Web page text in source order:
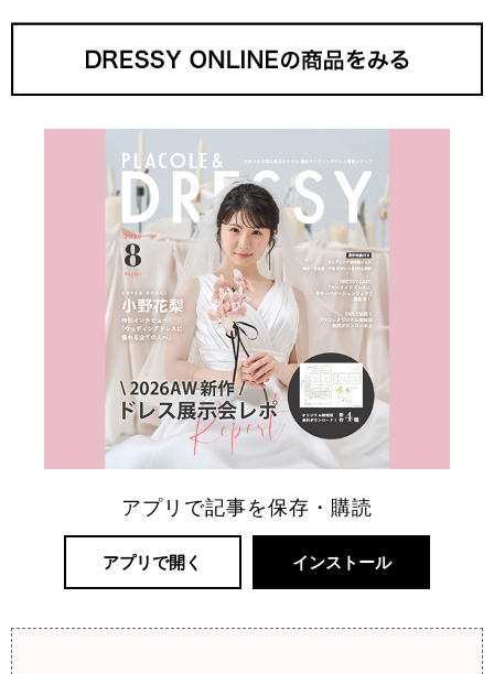
アプリで記事を保存・購読
アプリで開く インストール